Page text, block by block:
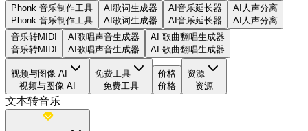
Phonk 音乐制作工具
Phonk 音乐制作工具
AI歌词生成器
AI歌词生成器
AI音乐延长器
AI音乐延长器
AI人声分离
AI人声分离
音乐转MIDI
音乐转MIDI
AI歌唱声音生成器
AI歌唱声音生成器
AI 歌曲翻唱生成器
AI 歌曲翻唱生成器
视频与图像 AI
视频与图像 AI
免费工具
免费工具
价格
价格
资源
资源
文本转音乐